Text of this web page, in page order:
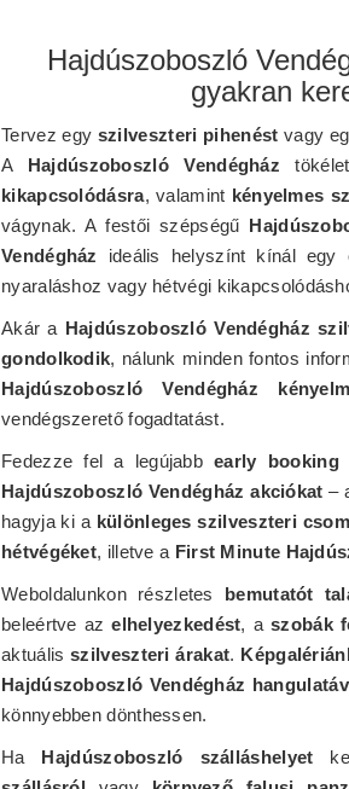
Hajdúszoboszló
gyakran
Tervez egy szilveszteri pihenést vagy
A Hajdúszoboszló Vendégház
kikapcsolódásra, valamint kényelmes
vágynak. A festői szépségű
Vendégház
ideális helyszínt kínál egy
nyaraláshoz vagy hétvégi
Akár a Hajdúszoboszló Vendégház
gondolkodik, nálunk minden fontos
Hajdúszoboszló Vendégház
vendégszerető fogadtatást.
Fedezze fel a legújabbearly booking
Hajdúszoboszló Vendégház akciókat –
hagyja ki a különleges szilveszteri
hétvégéket, illetve a First Minute
Weboldalunkon részletes bemutatót
beleértve azelhelyezkedést, aszobák
aktuálisszilveszteri árakat.
Hajdúszoboszló Vendégház
könnyebben dönthessen.
Ha Hajdúszoboszló szálláshelyet